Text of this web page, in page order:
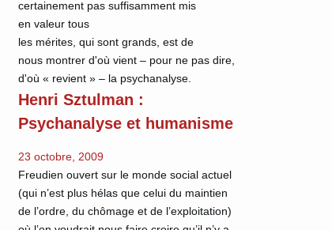
certainement pas suffisamment mis
en valeur tous
les mérites, qui sont grands, est de
nous montrer d'où vient – pour ne pas dire,
d'où « revient » – la psychanalyse.
Henri Sztulman :
Psychanalyse et humanisme
23 octobre, 2009
Freudien ouvert sur le monde social actuel
(qui n’est plus hélas que celui du maintien
de l’ordre, du chômage et de l’exploitation)